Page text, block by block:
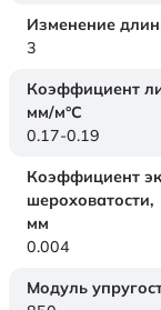
Изменение
3
Коэффициент
мм/м°С
0.17-0.19
Коэффициент
шероховатости,
мм
0.004
Модуль